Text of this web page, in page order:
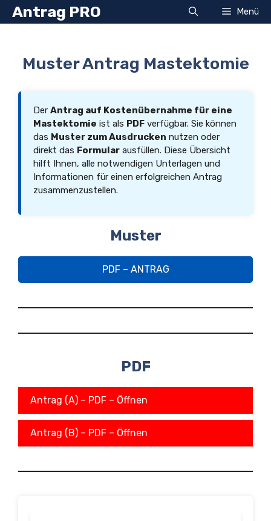
Zum
InhaltAntrag PRO Menü
Muster Antrag Mastektomie
Der Antrag auf Kostenübernahme für eine
Mastektomie ist als PDF verfügbar. Sie können
das Muster zum Ausdrucken nutzen oder
direkt das Formular ausfüllen. Diese Übersicht
hilft Ihnen, alle notwendigen Unterlagen und
Informationen für einen erfolgreichen Antrag
zusammenzustellen.
Muster
PDF – ANTRAG
PDF
Antrag (A) – PDF – Öffnen
Antrag (B) – PDF – Öffnen